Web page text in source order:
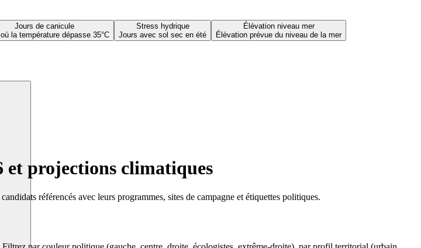
Jours de canicule
la température dépasse 35°C
Stress hydrique
Jours avec sol sec en été
Élévation niveau mer
Élévation prévue du niveau de la mer
projections climatiques
référencés avec leurs programmes, sites de campagne et étiquettes politiques.